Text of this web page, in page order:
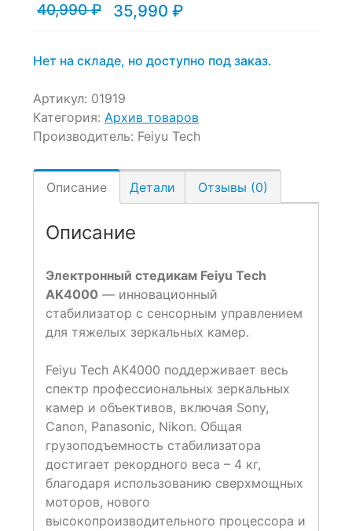
40,990₽
Первоначальная
40,990 ₽.
35,990 ₽
Текущая
Нет на складе, но доступно под заказ.
Артикул: 01919
Категория: Архив товаров
Производитель: Feiyu Tech
Описание Детали Отзывы (0)
Описание
Электронный стедикам Feiyu Tech
AK4000 — инновационный
стабилизатор с сенсорным управлением
для тяжелых зеркальных камер.
Feiyu Tech АК4000 поддерживает весь
спектр профессиональных зеркальных
камер и объективов, включая Sony,
Canon, Panasonic, Nikon. Общая
грузоподъемность стабилизатора
достигает рекордного веса – 4 кг,
благодаря использованию сверхмощных
моторов, нового
высокопроизводительного процессора и